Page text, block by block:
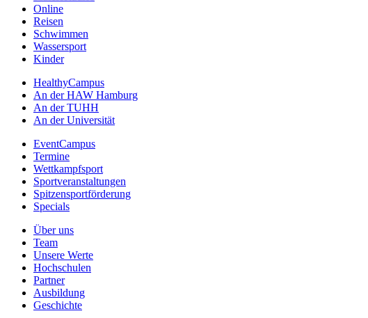
Online
Reisen
Schwimmen
Wassersport
Kinder
HealthyCampus
An der HAW Hamburg
An der TUHH
An der Universität
EventCampus
Termine
Wettkampfsport
Sportveranstaltungen
Spitzensportförderung
Specials
Über uns
Team
Unsere Werte
Hochschulen
Partner
Ausbildung
Geschichte